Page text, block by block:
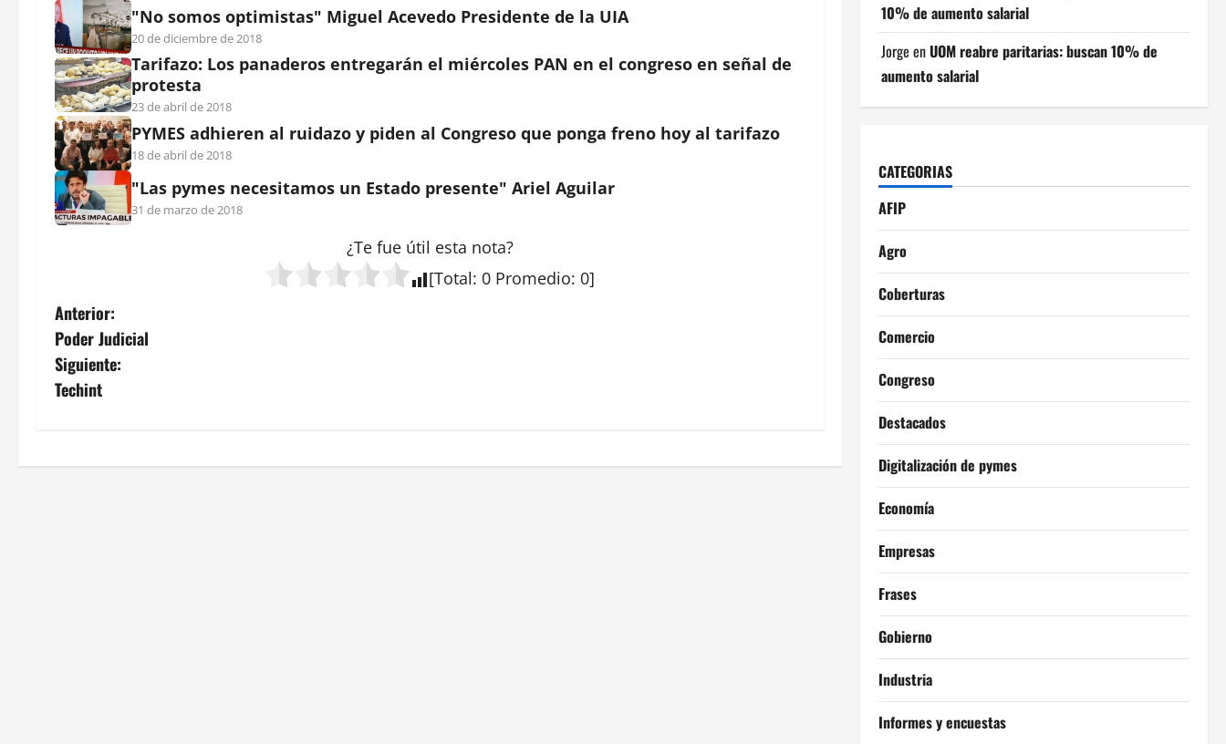
"No somos optimistas" Miguel Acevedo Presidente de la UIA
20 de diciembre de 2018
Tarifazo: Los panaderos entregarán el miércoles PAN en el congreso en señal de
protesta
23 de abril de 2018
PYMES adhieren al ruidazo y piden al Congreso que ponga freno hoy al tarifazo
18 de abril de 2018
"Las pymes necesitamos un Estado presente" Ariel Aguilar
31 de marzo de 2018
¿Te fue útil esta nota?
[Total: 0 Promedio: 0]
N
a
v
g
Anterior:
Poder Judicial
Siguiente:
Techint
10% de aumento salarial
Jorge enUOM reabre paritarias: buscan 10% de
aumento salarial
CATEGORIAS
AFIP
Agro
Coberturas
Comercio
Congreso
Destacados
Digitalización de pymes
Economía
Empresas
Frases
Gobierno
Industria
Informes y encuestas